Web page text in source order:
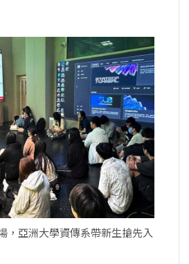
，亞洲大學資傳系帶新生搶先入